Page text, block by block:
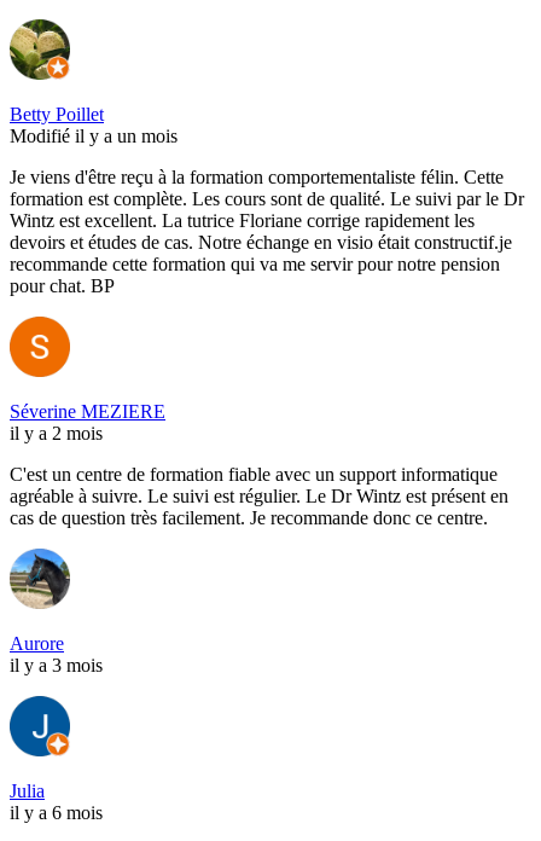
Betty Poillet
Modifié il y a un mois
Je viens d'être reçu à la formation comportementaliste félin. Cette
formation est complète. Les cours sont de qualité. Le suivi par le Dr
Wintz est excellent. La tutrice Floriane corrige rapidement les
devoirs et études de cas. Notre échange en visio était constructif.je
recommande cette formation qui va me servir pour notre pension
pour chat. BP
Séverine MEZIERE
il y a 2 mois
C'est un centre de formation fiable avec un support informatique
agréable à suivre. Le suivi est régulier. Le Dr Wintz est présent en
cas de question très facilement. Je recommande donc ce centre.
Aurore
il y a 3 mois
Julia
il y a 6 mois